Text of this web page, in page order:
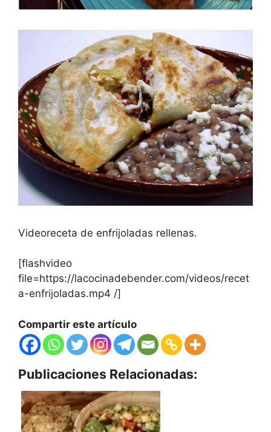
Videoreceta de enfrijoladas rellenas.
[flashvideo
file=https://lacocinadebender.com/videos/recet
a-enfrijoladas.mp4 /]
Compartir este artículo
Publicaciones Relacionadas: